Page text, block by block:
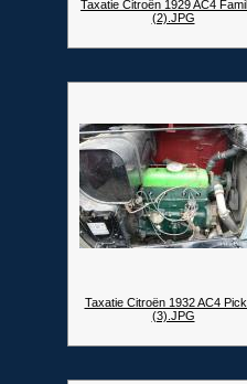
Taxatie Citroën 1929 AC4
(2).JPG
Taxatie Citroën 1932 AC4
(3).JPG